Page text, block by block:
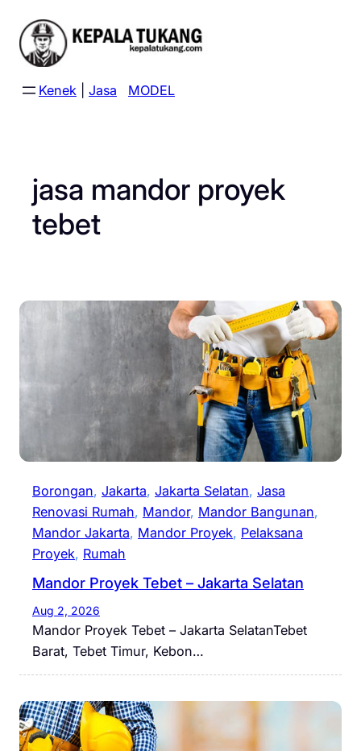
content
Kenek Jasa MODEL
jasa mandor proyek
tebet
Borongan, Jakarta, Jakarta Selatan, Jasa
Renovasi Rumah, Mandor, Mandor Bangunan
Mandor Jakarta, Mandor Proyek, Pelaksana
Proyek, Rumah
Mandor Proyek Tebet – Jakarta Selatan
Aug 2, 2026
Mandor Proyek Tebet – Jakarta SelatanTebet
Barat, Tebet Timur, Kebon…